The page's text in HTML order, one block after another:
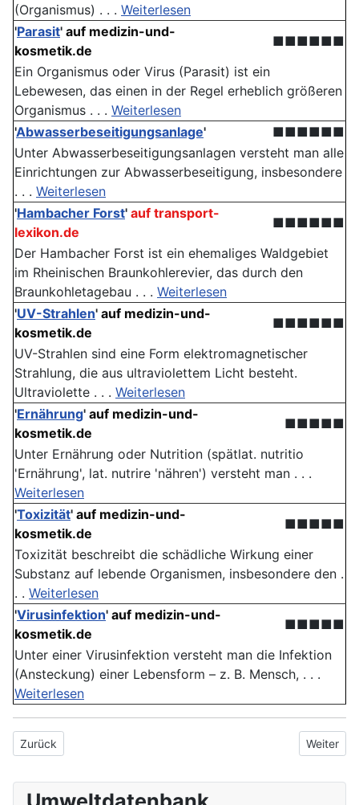
(Organismus) . . . Weiterlesen
'Parasit' auf medizin-und-
kosmetik.de
■■■■■■
Ein Organismus oder Virus (Parasit) ist ein
Lebewesen, das einen in der Regel erheblich größeren
Organismus . . . Weiterlesen
'Abwasserbeseitigungsanlage'
■■■■■■
Unter Abwasserbeseitigungsanlagen versteht man alle
Einrichtungen zur Abwasserbeseitigung, insbesondere
. . . Weiterlesen
'Hambacher Forst' auf transport-
lexikon.de
■■■■■■
Der Hambacher Forst ist ein ehemaliges Waldgebiet
im Rheinischen Braunkohlerevier, das durch den
Braunkohletagebau . . . Weiterlesen
'UV-Strahlen' auf medizin-und-
kosmetik.de
■■■■■■
UV-Strahlen sind eine Form elektromagnetischer
Strahlung, die aus ultraviolettem Licht besteht.
Ultraviolette . . . Weiterlesen
'Ernährung' auf medizin-und-
kosmetik.de
■■■■■
Unter Ernährung oder Nutrition (spätlat. nutritio
'Ernährung', lat. nutrire 'nähren') versteht man . . .
Weiterlesen
'Toxizität' auf medizin-und-
kosmetik.de
■■■■■
Toxizität beschreibt die schädliche Wirkung einer
Substanz auf lebende Organismen, insbesondere den .
. . Weiterlesen
'Virusinfektion' auf medizin-und-
kosmetik.de
■■■■■
Unter einer Virusinfektion versteht man die Infektion
(Ansteckung) einer Lebensform – z. B. Mensch, . . .
Weiterlesen
Vorheriger Beitrag: Popularität
Zurück Nächster
Weiter